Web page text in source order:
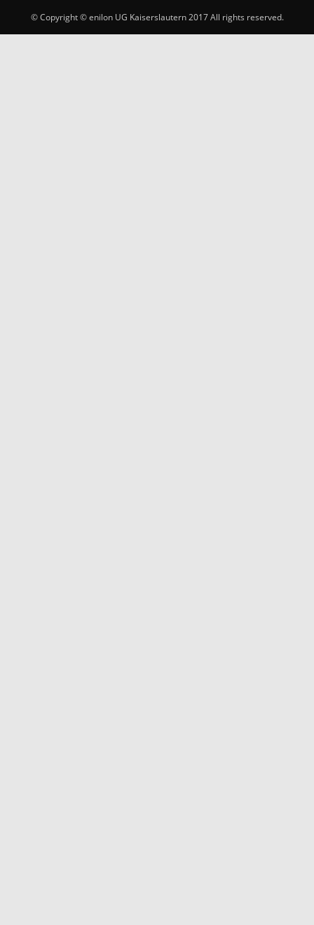
© Copyright © enilon UG Kaiserslautern 2017 All rights reserved.